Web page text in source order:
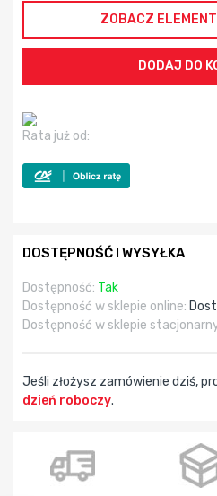
ZOBACZ
Rata już od:
DOSTĘPNOŚĆ I WYSYŁKA
Dostępność: Tak
Dostępność w sklepie online:
Dostępność w sklepie
Jeśli złożysz zamówienie dziś,
dzień roboczy.
godz min